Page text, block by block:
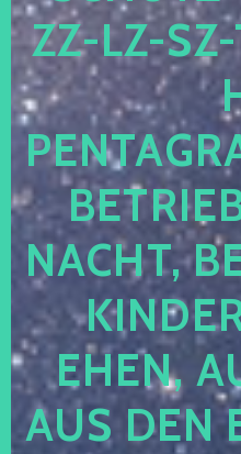
-LZ-SZ-
CHT,
NDER,
EN,
S DEN